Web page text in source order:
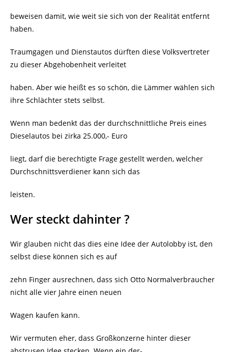
beweisen damit, wie weit sie sich von der Realität entfernt
haben.
Traumgagen und Dienstautos dürften diese Volksvertreter
zu dieser Abgehobenheit verleitet
haben. Aber wie heißt es so schön, die Lämmer wählen sich
ihre Schlächter stets selbst.
Wenn man bedenkt das der durchschnittliche Preis eines
Dieselautos bei zirka 25.000,- Euro
liegt, darf die berechtigte Frage gestellt werden, welcher
Durchschnittsverdiener kann sich das
leisten.
Wer steckt dahinter ?
Wir glauben nicht das dies eine Idee der Autolobby ist, den
selbst diese können sich es auf
zehn Finger ausrechnen, dass sich Otto Normalverbraucher
nicht alle vier Jahre einen neuen
Wagen kaufen kann.
Wir vermuten eher, dass Großkonzerne hinter dieser